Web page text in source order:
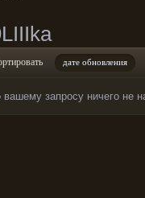
дате обновления
вашему запросу ничего не